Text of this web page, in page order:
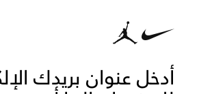
أدخل عنوان بريدك